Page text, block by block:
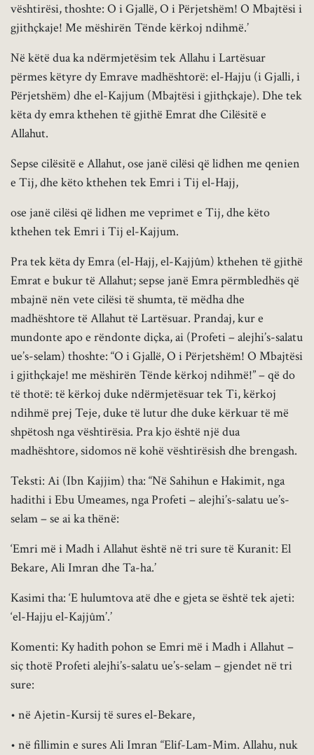
vështirësi, thoshte: O i Gjallë, O i Përjetshëm! O Mbajtësi i
gjithçkaje! Me mëshirën Tënde kërkoj ndihmë.’
Në këtë dua ka ndërmjetësim tek Allahu i Lartësuar
përmes këtyre dy Emrave madhështorë: el-Hajju (i Gjalli, i
Përjetshëm) dhe el-Kajjum (Mbajtësi i gjithçkaje). Dhe tek
këta dy emra kthehen të gjithë Emrat dhe Cilësitë e
Allahut.
Sepse cilësitë e Allahut, ose janë cilësi që lidhen me qenien
e Tij, dhe këto kthehen tek Emri i Tij el-Hajj,
ose janë cilësi që lidhen me veprimet e Tij, dhe këto
kthehen tek Emri i Tij el-Kajjum.
Pra tek këta dy Emra (el-Hajj, el-Kajjûm) kthehen të gjithë
Emrat e bukur të Allahut; sepse janë Emra përmbledhës që
mbajnë nën vete cilësi të shumta, të mëdha dhe
madhështore të Allahut të Lartësuar. Prandaj, kur e
mundonte apo e rëndonte diçka, ai (Profeti – alejhi’s-salatu
ue’s-selam) thoshte: “O i Gjallë, O i Përjetshëm! O Mbajtësi
i gjithçkaje! me mëshirën Tënde kërkoj ndihmë!” – që do
të thotë: të kërkoj duke ndërmjetësuar tek Ti, kërkoj
ndihmë prej Teje, duke të lutur dhe duke kërkuar të më
shpëtosh nga vështirësia. Pra kjo është një dua
madhështore, sidomos në kohë vështirësish dhe brengash.
Teksti: Ai (Ibn Kajjim) tha: “Në Sahihun e Hakimit, nga
hadithi i Ebu Umeames, nga Profeti – alejhi’s-salatu ue’s-
selam – se ai ka thënë:
‘Emri më i Madh i Allahut është në tri sure të Kuranit: El
Bekare, Ali Imran dhe Ta-ha.’
Kasimi tha: ‘E hulumtova atë dhe e gjeta se është tek ajeti:
‘el-Hajju el-Kajjûm’.’
Komenti: Ky hadith pohon se Emri më i Madh i Allahut –
siç thotë Profeti alejhi’s-salatu ue’s-selam – gjendet në tri
sure:
• në Ajetin-Kursij të sures el-Bekare,
• në fillimin e sures Ali Imran “Elif-Lam-Mim. Allahu, nuk